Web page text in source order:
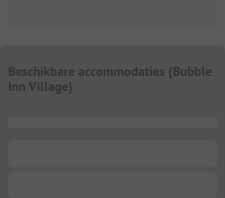
Beschikbare accommodaties (Bubble
Inn Village)